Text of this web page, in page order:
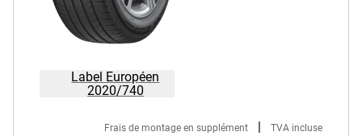
Label Européen
2020/740
Frais de montage en supplément | TVA incluse